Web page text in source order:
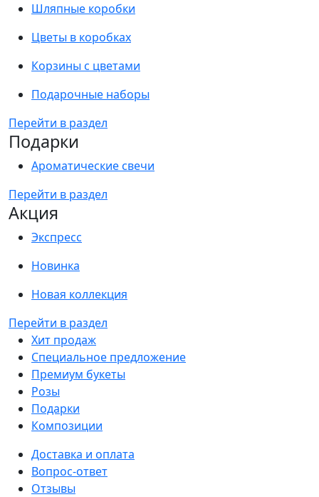
Шляпные коробки
Цветы в коробках
Корзины с цветами
Подарочные наборы
Перейти в раздел
Подарки
Ароматические свечи
Перейти в раздел
Акция
Экспресс
Новинка
Новая коллекция
Перейти в раздел
Хит продаж
Специальное предложение
Премиум букеты
Розы
Подарки
Композиции
Доставка и оплата
Вопрос-ответ
Отзывы